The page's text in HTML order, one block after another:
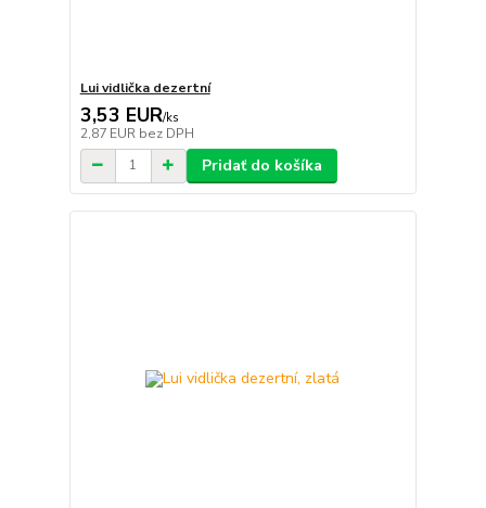
Lui vidlička dezertní
3,53 EUR/ks
2,87 EUR bez DPH
Pridať do košíka